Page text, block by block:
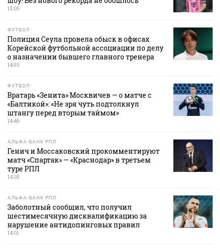
15:05
ФУТБОЛ
Полиция Сеула провела обыск в офисах
Корейской футбольной ассоциации по делу
о назначении бывшего главного тренера
14:55
ФУТБОЛ
Вратарь «Зенита» Москвичев — о матче с
«Балтикой»: «Не зря чуть подтолкнул
штангу перед вторым таймом»
14:46
АЛЬФА-БАНК РПЛ
Генич и Моссаковский прокомментируют
матч «Спартак» — «Краснодар» в третьем
туре РПЛ
14:18
АЛЬФА-БАНК РПЛ
Заболотный сообщил, что получил
шестимесячную дисквалификацию за
нарушение антидопинговых правил
14:01